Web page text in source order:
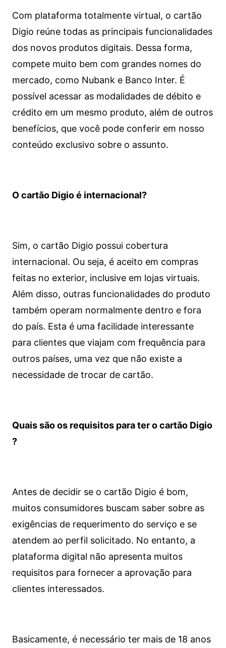
Com plataforma totalmente virtual, o cartão
Digio reúne todas as principais funcionalidades
dos novos produtos digitais. Dessa forma,
compete muito bem com grandes nomes do
mercado, como Nubank e Banco Inter. É
possível acessar as modalidades de débito e
crédito em um mesmo produto, além de outros
benefícios, que você pode conferir em nosso
conteúdo exclusivo sobre o assunto.
O cartão Digio é internacional?
Sim, o cartão Digio possui cobertura
internacional. Ou seja, é aceito em compras
feitas no exterior, inclusive em lojas virtuais.
Além disso, outras funcionalidades do produto
também operam normalmente dentro e fora
do país. Esta é uma facilidade interessante
para clientes que viajam com frequência para
outros países, uma vez que não existe a
necessidade de trocar de cartão.
Quais são os requisitos para ter o cartão Digio
?
Antes de decidir se o cartão Digio é bom,
muitos consumidores buscam saber sobre as
exigências de requerimento do serviço e se
atendem ao perfil solicitado. No entanto, a
plataforma digital não apresenta muitos
requisitos para fornecer a aprovação para
clientes interessados.
Basicamente, é necessário ter mais de 18 anos